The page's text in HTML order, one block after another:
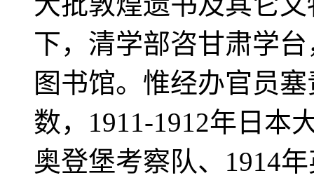
下，清学部咨甘肃学
图书馆。惟经办官员
数，1911-1912年日本
奥登堡考察队、1914